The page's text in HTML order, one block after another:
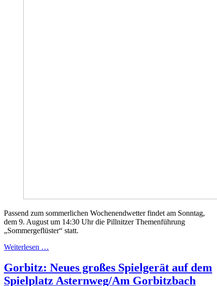
Passend zum sommerlichen Wochenendwetter findet am Sonntag,
dem 9. August um 14:30 Uhr die Pillnitzer Themenführung
„Sommergeflüster“ statt.
Weiterlesen …
Gorbitz: Neues großes Spielgerät auf dem
Spielplatz Asternweg/Am Gorbitzbach